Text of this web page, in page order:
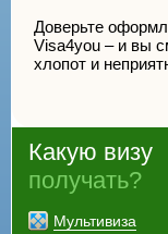
Доверьте
Visa4you – и вы
хлопот и
Какую визу
получать?
Мультивиза